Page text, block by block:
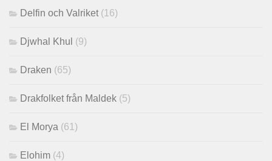
Delfin och Valriket (16)
Djwhal Khul (9)
Draken (65)
Drakfolket från Maldek (5)
El Morya (61)
Elohim (4)